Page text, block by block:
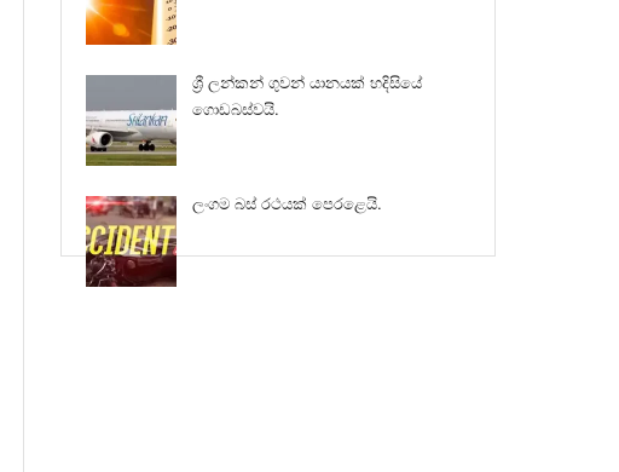
ශ්‍රී ලන්කන් ගුවන් යානයක් හදිසියේ
ගොඩබස්වයි.
ලංගම බස් රථයක් පෙරළෙයි.